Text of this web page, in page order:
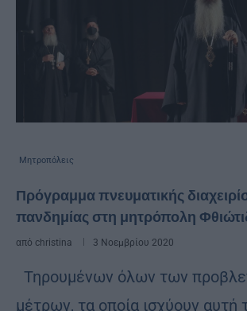
Μητροπόλεις
Πρόγραμμα πνευματικής
πανδημίας στη μητρόπολη
από christina 3 Νοεμβρίου 2020
Τηρουμένων όλων των
μέτρων, τα οποία ισχύουν αυτή